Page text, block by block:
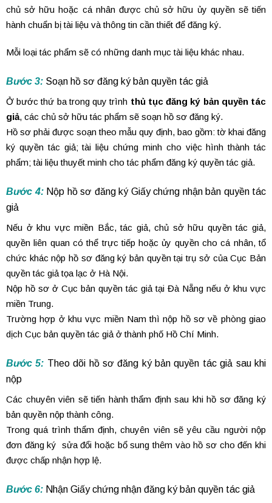
chủ sở hữu hoặc cá nhân được chủ sở hữu ủy quyền sẽ tiến
hành chuẩn bị tài liệu và thông tin cần thiết để đăng ký.
Mỗi loại tác phẩm sẽ có những danh mục tài liệu khác nhau.
Bước 3: Soạn hồ sơ đăng ký bản quyền tác giả
Ở bước thứ ba trong quy trình thủ tục đăng ký bản quyền tác
giả, các chủ sở hữu tác phẩm sẽ soạn hồ sơ đăng ký.
Hồ sơ phải được soạn theo mẫu quy định, bao gồm: tờ khai đăng
ký quyền tác giả; tài liệu chứng minh cho việc hình thành tác
phẩm; tài liệu thuyết minh cho tác phẩm đăng ký quyền tác giả.
Bước 4: Nộp hồ sơ đăng ký Giấy chứng nhận bản quyền tác
giả
Nếu ở khu vực miền Bắc, tác giả, chủ sở hữu quyền tác giả,
quyền liên quan có thể trực tiếp hoặc ủy quyền cho cá nhân, tổ
chức khác nộp hồ sơ đăng ký bản quyền tại trụ sở của Cục Bản
quyền tác giả tọa lạc ở Hà Nội.
Nộp hồ sơ ở Cục bản quyền tác giả tại Đà Nẵng nếu ở khu vực
miền Trung.
Trường hợp ở khu vực miền Nam thì nộp hồ sơ về phòng giao
dịch Cục bản quyền tác giả ở thành phố Hồ Chí Minh.
Bước 5: Theo dõi hồ sơ đăng ký bản quyền tác giả sau khi
nộp
Các chuyên viên sẽ tiến hành thẩm định sau khi hồ sơ đăng ký
bản quyền nộp thành công.
Trong quá trình thẩm định, chuyên viên sẽ yêu cầu người nộp
đơn đăng ký sửa đổi hoặc bổ sung thêm vào hồ sơ cho đến khi
được chấp nhận hợp lệ.
Bước 6: Nhận Giấy chứng nhận đăng ký bản quyền tác giả